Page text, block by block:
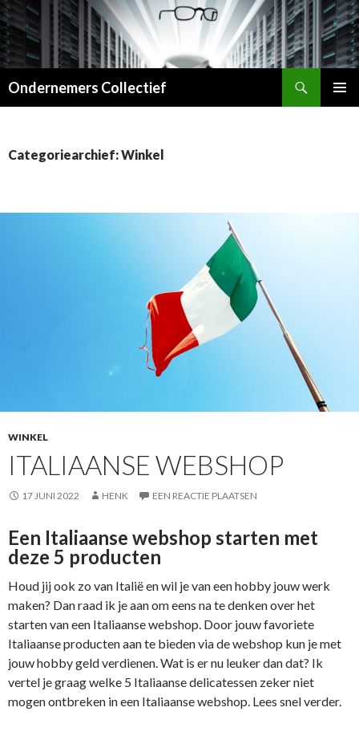
Ondernemers Collectief
Categoriearchief: Winkel
WINKEL
ITALIAANSE WEBSHOP
17 JUNI 2022 HENK EEN REACTIE PLAATSEN
Een Italiaanse webshop starten met
deze 5 producten
Houd jij ook zo van Italië en wil je van een hobby jouw werk
maken? Dan raad ik je aan om eens na te denken over het
starten van een Italiaanse webshop. Door jouw favoriete
Italiaanse producten aan te bieden via de webshop kun je met
jouw hobby geld verdienen. Wat is er nu leuker dan dat? Ik
vertel je graag welke 5 Italiaanse delicatessen zeker niet
mogen ontbreken in een Italiaanse webshop. Lees snel verder.